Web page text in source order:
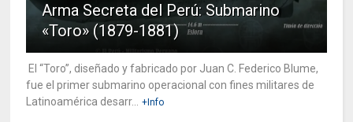
Arma Secreta del Perú: Submarino
«Toro» (1879-1881)
El “Toro”, diseñado y fabricado por Juan C. Federico Blume,
fue el primer submarino operacional con fines militares de
Latinoamérica desarr...
+Info